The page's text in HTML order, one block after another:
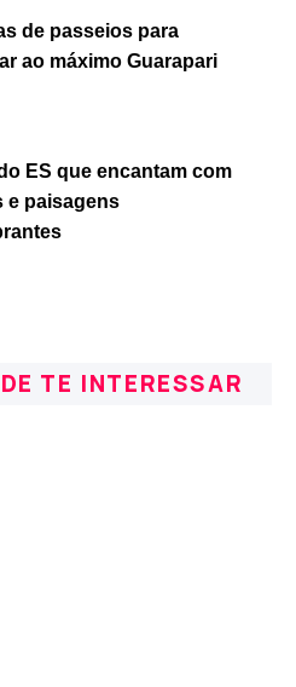
de passeios para
ao máximo Guarapari
ES que encantam com
e paisagens
TE INTERESSAR